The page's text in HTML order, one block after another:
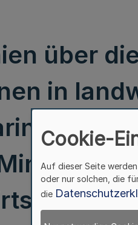
über
in
Cookie-
Auf dieser Seite
oder nur solchen, die
die